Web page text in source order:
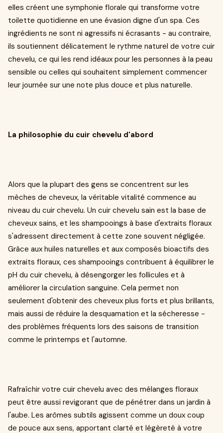
elles créent une symphonie florale qui transforme votre
toilette quotidienne en une évasion digne d'un spa. Ces
ingrédients ne sont ni agressifs ni écrasants - au contraire,
ils soutiennent délicatement le rythme naturel de votre cuir
chevelu, ce qui les rend idéaux pour les personnes à la peau
sensible ou celles qui souhaitent simplement commencer
leur journée sur une note plus douce et plus naturelle.
La philosophie du cuir chevelu d'abord
Alors que la plupart des gens se concentrent sur les
mèches de cheveux, la véritable vitalité commence au
niveau du cuir chevelu. Un cuir chevelu sain est la base de
cheveux sains, et les shampooings à base d'extraits floraux
s'adressent directement à cette zone souvent négligée.
Grâce aux huiles naturelles et aux composés bioactifs des
extraits floraux, ces shampooings contribuent à équilibrer le
pH du cuir chevelu, à désengorger les follicules et à
améliorer la circulation sanguine. Cela permet non
seulement d'obtenir des cheveux plus forts et plus brillants,
mais aussi de réduire la desquamation et la sécheresse -
des problèmes fréquents lors des saisons de transition
comme le printemps et l'automne.
Rafraîchir votre cuir chevelu avec des mélanges floraux
peut être aussi revigorant que de pénétrer dans un jardin à
l'aube. Les arômes subtils agissent comme un doux coup
de pouce aux sens, apportant clarté et légèreté à votre